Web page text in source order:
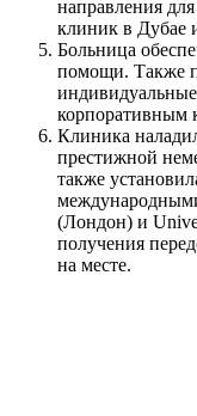
направления
клиник в Дубае
Больница
помощи. Также
корпоративным
Клиника
престижной
также
(Лондон) и
получения
на месте.